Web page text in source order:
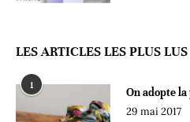
LES ARTICLES LES PLUS LUS
1
On adopte
29 mai 2017